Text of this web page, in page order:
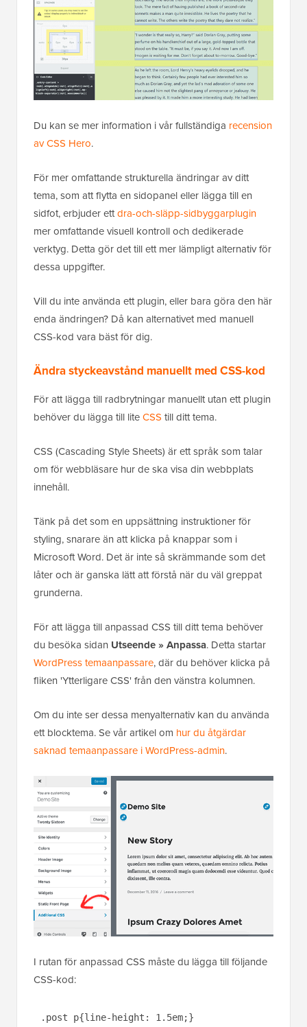
Du kan se mer information i vår fullständiga recension
av CSS Hero.
För mer omfattande strukturella ändringar av ditt
tema, som att flytta en sidopanel eller lägga till en
sidfot, erbjuder ettdra-och-släpp-sidbyggarplugin
mer omfattande visuell kontroll och dedikerade
verktyg. Detta gör det till ett mer lämpligt alternativ för
dessa uppgifter.
Vill du inte använda ett plugin, eller bara göra den här
enda ändringen? Då kan alternativet med manuell
CSS-kod vara bäst för dig.
Ändra styckeavstånd manuellt med CSS-kod
För att lägga till radbrytningar manuellt utan ett plugin
behöver du lägga till liteCSS till ditt tema.
CSS (Cascading Style Sheets) är ett språk som talar
om för webbläsare hur de ska visa din webbplats
innehåll.
Tänk på det som en uppsättning instruktioner för
styling, snarare än att klicka på knappar som i
Microsoft Word. Det är inte så skrämmande som det
låter och är ganska lätt att förstå när du väl greppat
grunderna.
För att lägga till anpassad CSS till ditt tema behöver
du besöka sidan Utseende » Anpassa. Detta startar
WordPress temaanpassare, där du behöver klicka på
fliken 'Ytterligare CSS' från den vänstra kolumnen.
Om du inte ser dessa menyalternativ kan du använda
ett blocktema. Se vår artikel om hur du åtgärdar
saknad temaanpassare i WordPress-admin.
I rutan för anpassad CSS måste du lägga till följande
CSS-kod:
.post p{line-height: 1.5em;}